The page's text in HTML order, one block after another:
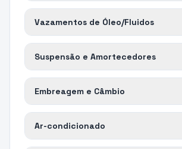
Vazamentos de Óleo/Fluidos
Suspensão e Amortecedores
Embreagem e Câmbio
Ar-condicionado